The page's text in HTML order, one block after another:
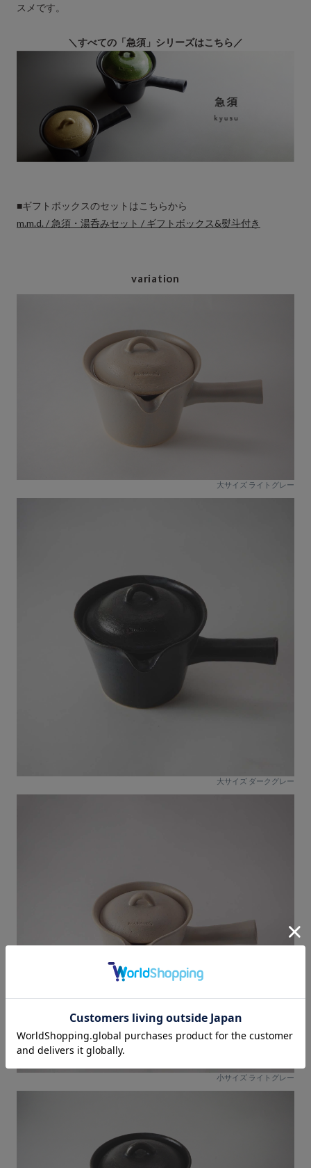
スメです。
＼すべての「急須」シリーズはこちら／
■ギフトボックスのセットはこちらから
m.m.d. / 急須・湯呑みセット / ギフトボックス&熨斗付き
variation
大サイズ ライトグレー
大サイズ ダークグレー
小サイズ ライトグレー